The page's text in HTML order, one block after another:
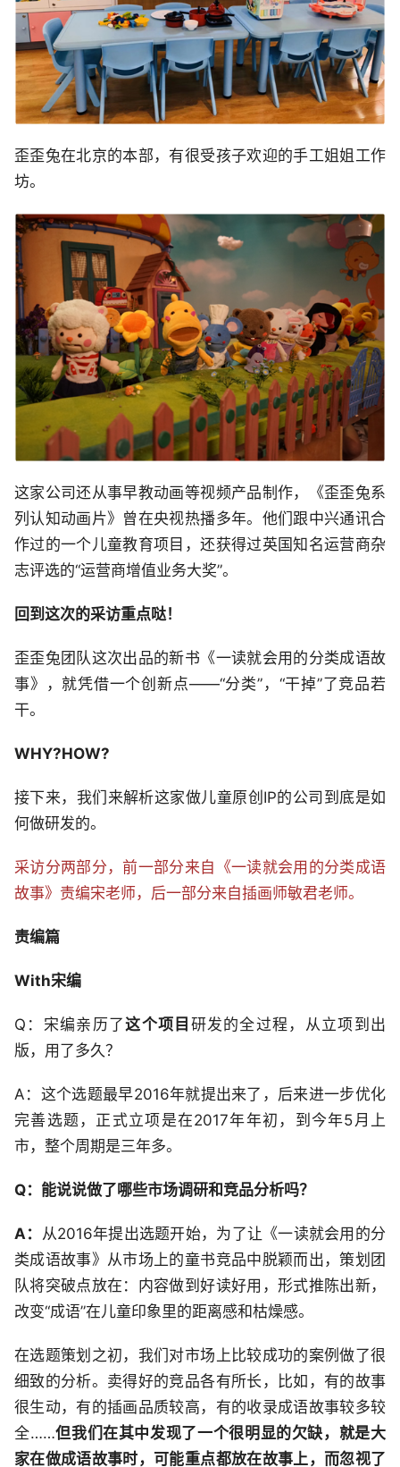
歪歪兔在北京的本部，有很受孩子欢迎的手工姐姐工作
坊。
这家公司还从事早教动画等视频产品制作，《歪歪兔系
列认知动画片》曾在央视热播多年。他们跟中兴通讯合
作过的一个儿童教育项目，还获得过英国知名运营商杂
志评选的“运营商增值业务大奖”。
回到这次的采访重点哒！
歪歪兔团队这次出品的新书《一读就会用的分类成语故
事》，就凭借一个创新点——“分类”，“干掉”了竞品若
干。
WHY?HOW?
接下来，我们来解析这家做儿童原创IP的公司到底是如
何做研发的。
采访分两部分，前一部分来自《一读就会用的分类成语
故事》责编宋老师，后一部分来自插画师敏君老师。
责编篇
With宋编
Q：宋编亲历了这个项目 研发的全过程，从立项到出
版，用了多久？
A：这个选题最早2016年就提出来了，后来进一步优化
完善选题，正式立项是在2017年年初，到今年5月上
市，整个周期是三年多。
Q：能说说做了哪些市场调研和竞品分析吗？
A： 从2016年提出选题开始，为了让《一读就会用的分
类成语故事》从市场上的童书竞品中脱颖而出，策划团
队将突破点放在：内容做到好读好用，形式推陈出新，
改变“成语”在儿童印象里的距离感和枯燥感。
在选题策划之初，我们对市场上比较成功的案例做了很
细致的分析。卖得好的竞品各有所长，比如，有的故事
很生动，有的插画品质较高，有的收录成语故事较多较
全……但我们在其中发现了一个很明显的欠缺，就是大
家在做成语故事时，可能重点都放在故事上，而忽视了